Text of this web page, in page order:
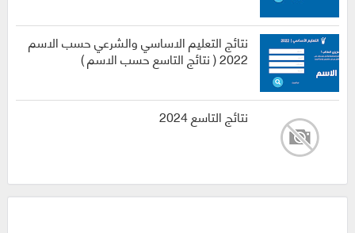
نتائج التعليم الاساسي والشرعي حسب الاسم
2022 ( نتائج التاسع حسب الاسم )
نتائج التاسع 2024